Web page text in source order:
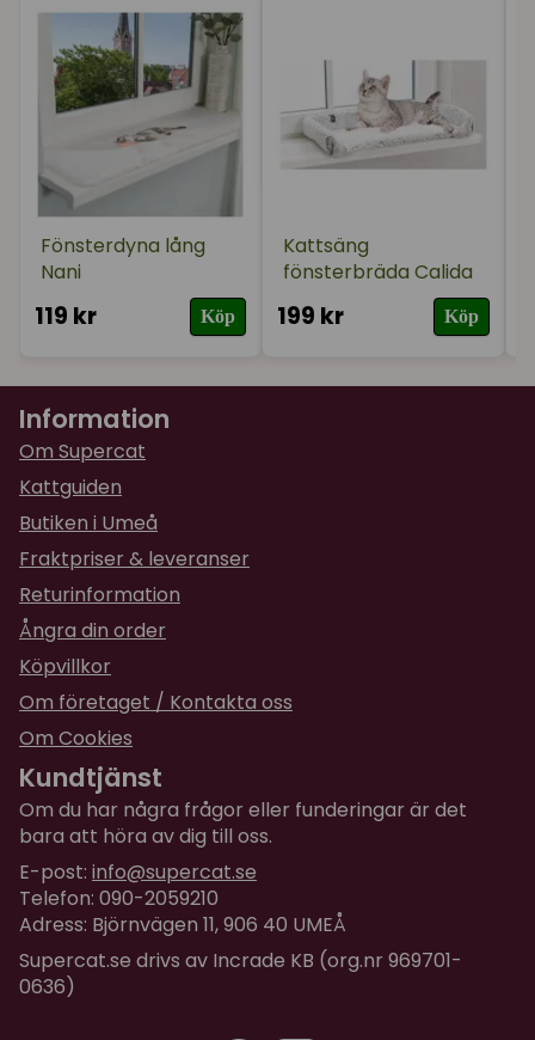
Fönsterdyna lång
Nani
119 kr Köp
Kattsäng
fönsterbräda Calida
199 kr Köp
Information
Om Supercat
Kattguiden
Butiken i Umeå
Fraktpriser & leveranser
Returinformation
Ångra din order
Köpvillkor
Om företaget / Kontakta oss
Om Cookies
Kundtjänst
Om du har några frågor eller funderingar är det
bara att höra av dig till oss.
E-post: info@supercat.se
Telefon: 090-2059210
Adress: Björnvägen 11, 906 40 UMEÅ
Supercat.se drivs av Incrade KB (org.nr 969701-
0636)